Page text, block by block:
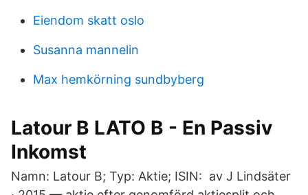
Eiendom skatt oslo
Susanna mannelin
Max hemkörning sundbyberg
Latour B LATO B - En Passiv
Inkomst
Namn: Latour B; Typ: Aktie; ISIN: av J Lindsäter